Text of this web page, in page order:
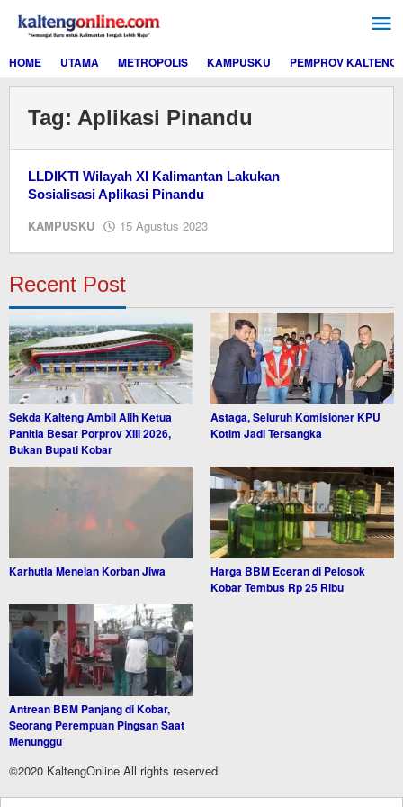
konten
HOME
UTAMA METROPOLIS KAMPUSKU PEMPROV KALTENG
Tag: Aplikasi Pinandu
LLDIKTI Wilayah XI Kalimantan Lakukan
Sosialisasi Aplikasi Pinandu
KAMPUSKU 15 Agustus 2023
Recent Post
Sekda Kalteng Ambil Alih Ketua
Panitia Besar Porprov XIII 2026,
Bukan Bupati Kobar
Astaga, Seluruh Komisioner KPU
Kotim Jadi Tersangka
Karhutla Menelan Korban Jiwa
Harga BBM Eceran di Pelosok
Kobar Tembus Rp 25 Ribu
Antrean BBM Panjang di Kobar,
Seorang Perempuan Pingsan Saat
Menunggu
©2020 KaltengOnline All rights reserved